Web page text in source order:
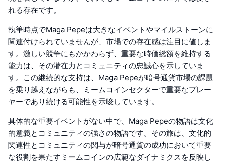
れる存在です。
執筆時点でMaga Pepeは大きなイベントやマイルストーンに
関連付けられていませんが、市場での存在感は注目に値しま
す。激しい競争にもかかわらず、重要な時価総額を維持する
能力は、その潜在力とコミュニティの忠誠心を示していま
す。この継続的な支持は、Maga Pepeが暗号通貨市場の課題
を乗り越えながらも、ミームコインセクターで重要なプレー
ヤーであり続ける可能性を示唆しています。
具体的な重要イベントがない中で、Maga Pepeの物語は文化
的意義とコミュニティの強さの物語です。その旅は、文化的
関連性とコミュニティの関与が暗号通貨の成功において重要
な役割を果たすミームコインの広範なダイナミクスを反映し